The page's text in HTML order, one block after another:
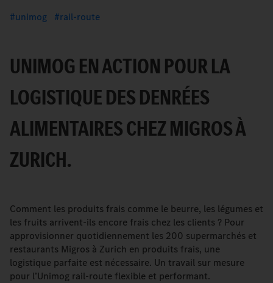
unimog rail-route
UNIMOG EN ACTION POUR LA
LOGISTIQUE DES DENRÉES
ALIMENTAIRES CHEZ MIGROS À
ZURICH.
Comment les produits frais comme le beurre, les légumes et
les fruits arrivent-ils encore frais chez les clients ? Pour
approvisionner quotidiennement les 200 supermarchés et
restaurants Migros à Zurich en produits frais, une
logistique parfaite est nécessaire. Un travail sur mesure
pour l’Unimog rail-route flexible et performant.